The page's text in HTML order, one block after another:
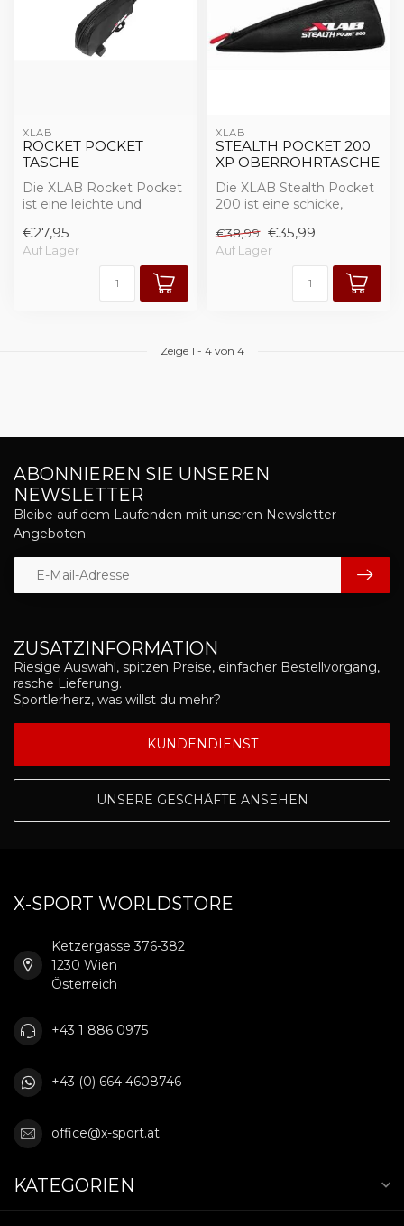
XLAB
ROCKET POCKET
TASCHE
Die XLAB Rocket Pocket
ist eine leichte und
für die Befest...
€27,95
Auf Lager
XLAB
STEALTH POCKET 200
XP OBERROHRTASCHE
Die XLAB Stealth Pocket
200 ist eine schicke,
aerodynamische Tasche ...
€38,99 €35,99
Auf Lager
Zeige 1 - 4von 4
ZUSATZINFORMATION
Riesige Auswahl, spitzen Preise, einfacher Bestellvorgang,
rasche Lieferung.
Sportlerherz, was willst du mehr?
KUNDENDIENST
UNSERE GESCHÄFTE ANSEHEN
ABONNIEREN SIE UNSEREN
NEWSLETTER
Bleibe auf dem Laufenden mit unseren Newsletter-
Angeboten
X-SPORT WORLDSTORE
Ketzergasse 376-382
1230 Wien
Österreich
+43 1 886 0975
+43 (0) 664 4608746
office@x-sport.at
KATEGORIEN